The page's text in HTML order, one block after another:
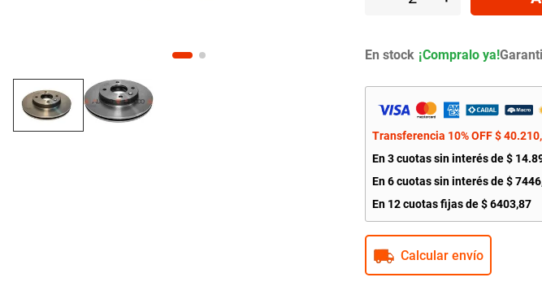
En stock
Transferencia 10% OFF$40.210,
En3cuotas sin interés de$ 14.
En6cuotas sin interés de$7446
En 12cuotas fijas de$6403,87
Calcular envío